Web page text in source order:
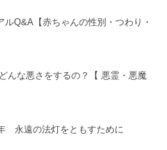
ルQ&A【赤ちゃんの性別・つわり・
んな悪さをするの？【 悪霊・悪魔
永遠の法灯をともすために